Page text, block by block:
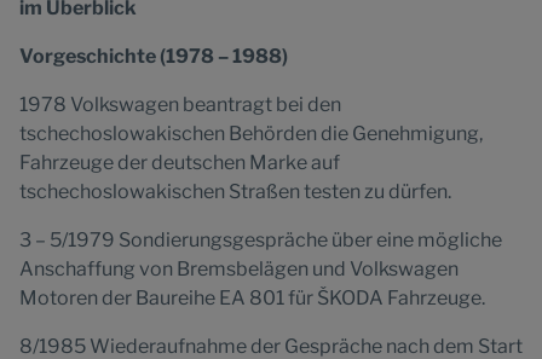
im Überblick
Vorgeschichte (1978 – 1988)
1978 Volkswagen beantragt bei den
tschechoslowakischen Behörden die Genehmigung,
Fahrzeuge der deutschen Marke auf
tschechoslowakischen Straßen testen zu dürfen.
3 – 5/1979 Sondierungsgespräche über eine mögliche
Anschaffung von Bremsbelägen und Volkswagen
Motoren der Baureihe EA 801 für ŠKODA Fahrzeuge.
8/1985 Wiederaufnahme der Gespräche nach dem Start